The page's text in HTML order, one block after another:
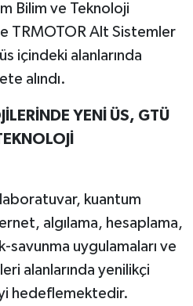
Bilim ve Teknoloji
TRMOTOR Alt Sistemler
içindeki alanlarında
alındı.
YENİ ÜS, GTÜ
laboratuvar, kuantum
algılama, hesaplama,
uygulamaları ve
alanlarında yenilikçi
hedeflemektedir.